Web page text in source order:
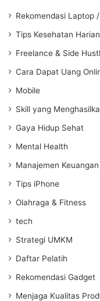
Rekomendasi Laptop
Tips Kesehatan Harian
Freelance & Side
Cara Dapat Uang
Mobile
Skill yang
Gaya Hidup Sehat
Mental Health
Manajemen Keuangan
Tips iPhone
Olahraga & Fitness
tech
Strategi UMKM
Daftar Pelatih
Rekomendasi Gadget
Menjaga Kualitas